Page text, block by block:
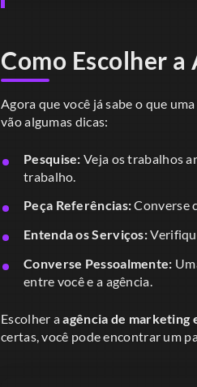
Como Escolher a
Agora que você já sabe o que
vão algumas dicas:
Pesquise: Veja os trabalhos
trabalho.
Peça Referências:Converse
Entenda os Serviços:
Converse Pessoalmente:
entre você e a agência.
Escolher aagência de marketing
certas, você pode encontrar um